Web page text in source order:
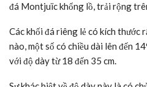
đá Montjuïc khổng lồ, trải rộng
Các khối đá riêng lẻ có kích thước
nào, một số có chiều dài lên đến
với độ dày từ 18 đến 35 cm.